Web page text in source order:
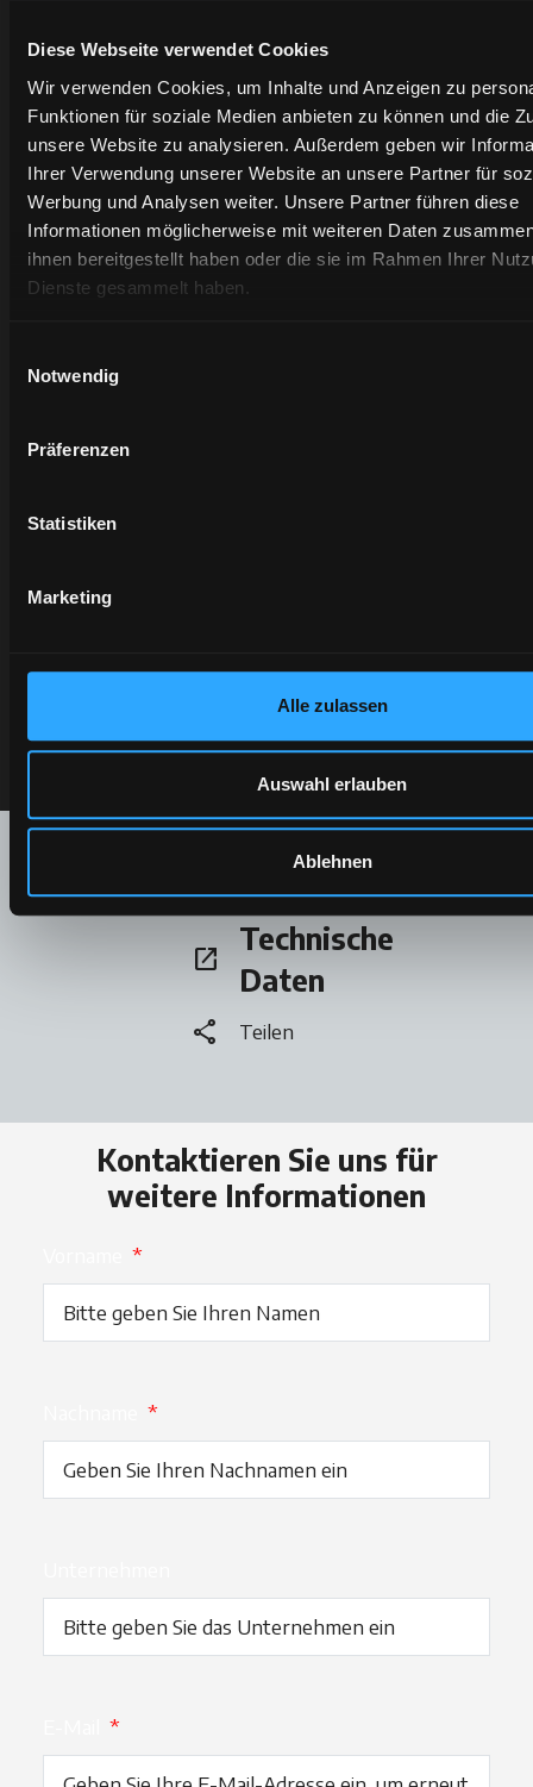
Diese Webseite verwendet Cookies
Wir verwenden Cookies, um Inhalte und Anzeigen zu
Funktionen für soziale Medien anbieten zu können und die
unsere Website zu analysieren. Außerdem geben wir
Ihrer Verwendung unserer Website an unsere Partner für
Werbung und Analysen weiter. Unsere Partner führen diese
Informationen möglicherweise mit weiteren Daten
ihnen bereitgestellt haben oder die sie im Rahmen Ihrer
Dienste gesammelt haben.
Notwendig
Präferenzen
Statistiken
Marketing
Alle zulassen
Auswahl erlauben
Ablehnen
Ihnen
besten
Lösungen
für Ihr
Unternehmen
vorschlagen.
Erfahren
ist in
aber
nur für
kurze
Zeit.
Erfahren
garantiert
bessere
und
höhere
Leistung.
wird in einer neuen Registerkarte
open_in_new Prospekt
wird in einer neuen Registerkarte
share
open_in_new
Technische
Daten
wird in einer neuen Registerkarte
share Teilen
Kontaktieren Sie uns für
weitere Informationen
*
*
*